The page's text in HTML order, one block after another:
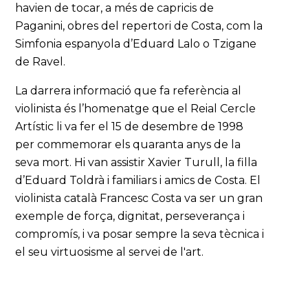
havien de tocar, a més de capricis de
Paganini, obres del repertori de Costa, com la
Simfonia espanyola d’Eduard Lalo o Tzigane
de Ravel.
La darrera informació que fa referència al
violinista és l’homenatge que el Reial Cercle
Artístic li va fer el 15 de desembre de 1998
per commemorar els quaranta anys de la
seva mort. Hi van assistir Xavier Turull, la filla
d’Eduard Toldrà i familiars i amics de Costa. El
violinista català Francesc Costa va ser un gran
exemple de força, dignitat, perseverança i
compromís, i va posar sempre la seva tècnica i
el seu virtuosisme al servei de l'art.